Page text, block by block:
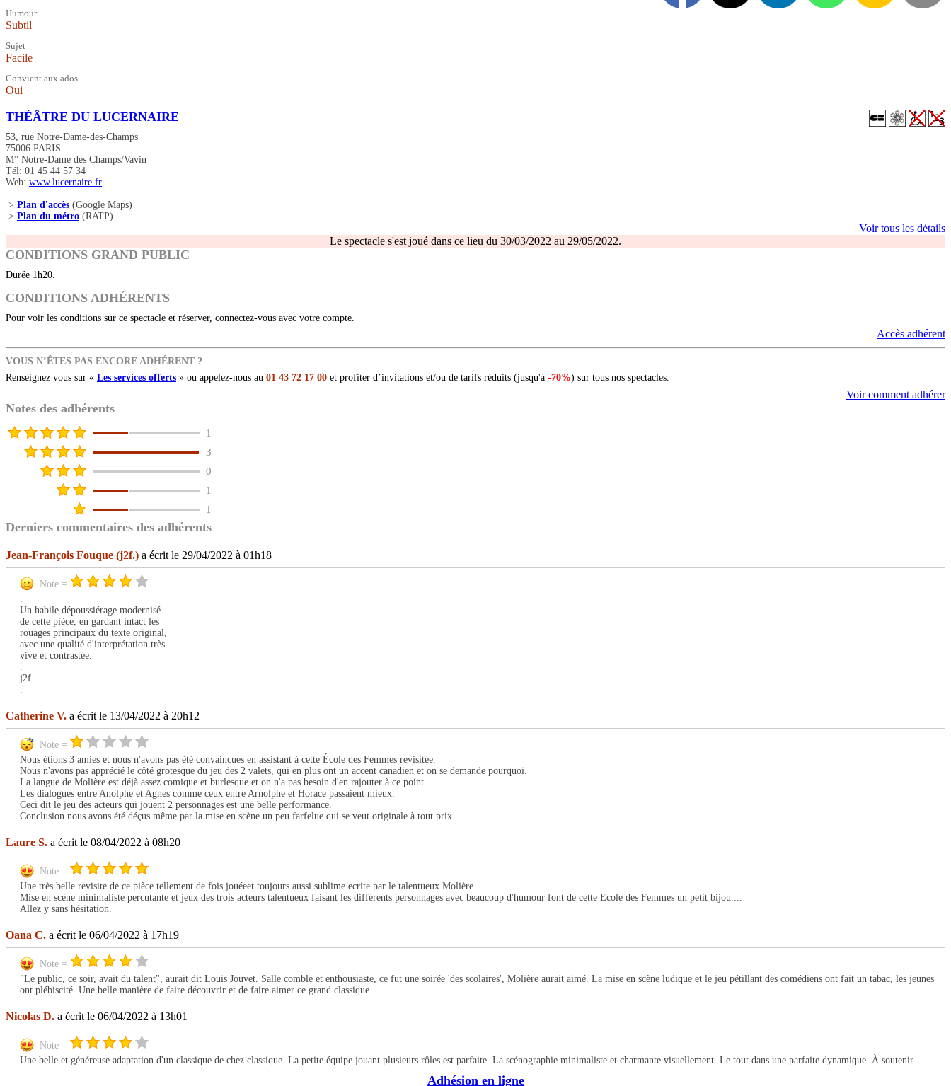
Humour
Subtil
Sujet
Facile
Convient aux ados
Oui
THÉÂTRE DU LUCERNAIRE
53, rue Notre-Dame-des-Champs
75006 PARIS
M° Notre-Dame des Champs/Vavin
Tél: 01 45 44 57 34
Web: www.lucernaire.fr
> Plan d'accès (Google Maps)
> Plan du métro (RATP)
Voir tous les détails
Le spectacle s'est joué dans ce lieu du 30/03/2022 au 29/05/2022.
CONDITIONS GRAND PUBLIC
Durée 1h20.
CONDITIONS ADHÉRENTS
Pour voir les conditions sur ce spectacle et réserver, connectez-vous avec votre compte.
Accès adhérent
VOUS N’ÊTES PAS ENCORE ADHÉRENT ?
Renseignez vous sur « Les services offerts » ou appelez-nous au 01 43 72 17 00 et profiter d’invitations et/ou de tarifs réduits (jusqu'à -70%) sur tous nos spectacles.
Voir comment adhérer
Notes des adhérents
1
3
0
1
1
Derniers commentaires des adhérents
Jean-François Fouque (j2f.) a écrit le 29/04/2022 à 01h18
Note =
.
Un habile dépoussiérage modernisé
de cette pièce, en gardant intact les
rouages principaux du texte original,
avec une qualité d'interprétation très
vive et contrastée.
.
j2f.
.
Catherine V. a écrit le 13/04/2022 à 20h12
Note =
Nous étions 3 amies et nous n'avons pas été convaincues en assistant à cette École des Femmes revisitée.
Nous n'avons pas apprécié le côté grotesque du jeu des 2 valets, qui en plus ont un accent canadien et on se demande pourquoi.
La langue de Molière est déjà assez comique et burlesque et on n'a pas besoin d'en rajouter à ce point.
Les dialogues entre Anolphe et Agnes comme ceux entre Arnolphe et Horace passaient mieux.
Ceci dit le jeu des acteurs qui jouent 2 personnages est une belle performance.
Conclusion nous avons été déçus même par la mise en scène un peu farfelue qui se veut originale à tout prix.
Laure S. a écrit le 08/04/2022 à 08h20
Note =
Une très belle revisite de ce pièce tellement de fois jouéeet toujours aussi sublime ecrite par le talentueux Molière.
Mise en scène minimaliste percutante et jeux des trois acteurs talentueux faisant les différents personnages avec beaucoup d'humour font de cette Ecole des Femmes un petit bijou....
Allez y sans hésitation.
Oana C. a écrit le 06/04/2022 à 17h19
Note =
"Le public, ce soir, avait du talent", aurait dit Louis Jouvet. Salle comble et enthousiaste, ce fut une soirée 'des scolaires', Molière aurait aimé. La mise en scène ludique et le jeu pétillant des comédiens ont fait un tabac, les jeunes
ont plébiscité. Une belle manière de faire découvrir et de faire aimer ce grand classique.
Nicolas D. a écrit le 06/04/2022 à 13h01
Note =
Une belle et généreuse adaptation d'un classique de chez classique. La petite équipe jouant plusieurs rôles est parfaite. La scénographie minimaliste et charmante visuellement. Le tout dans une parfaite dynamique. À soutenir...
Adhésion en ligne